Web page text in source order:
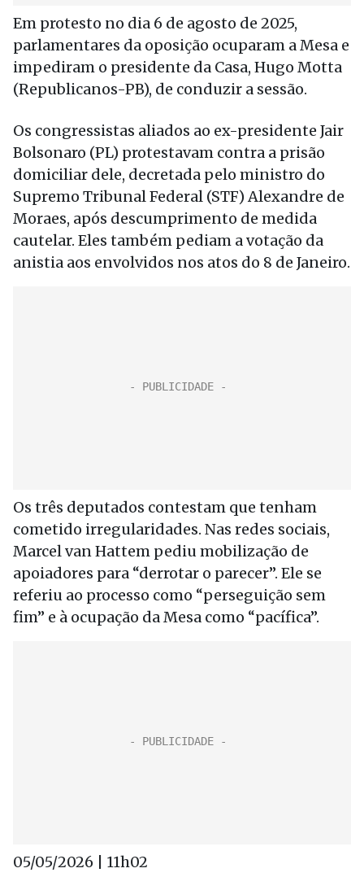
Em protesto no dia 6 de agosto de 2025,
parlamentares da oposição ocuparam a Mesa e
impediram o presidente da Casa, Hugo Motta
(Republicanos-PB), de conduzir a sessão.
Os congressistas aliados ao ex-presidente Jair
Bolsonaro (PL) protestavam contra a prisão
domiciliar dele, decretada pelo ministro do
Supremo Tribunal Federal (STF) Alexandre de
Moraes, após descumprimento de medida
cautelar. Eles também pediam a votação da
anistia aos envolvidos nos atos do 8 de Janeiro.
Os três deputados contestam que tenham
cometido irregularidades. Nas redes sociais,
Marcel van Hattem pediu mobilização de
apoiadores para “derrotar o parecer”. Ele se
referiu ao processo como “perseguição sem
fim” e à ocupação da Mesa como “pacífica”.
05/05/2026 | 11h02